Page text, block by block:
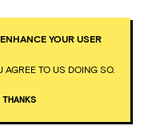
YOUR USER
TO US DOING SO.